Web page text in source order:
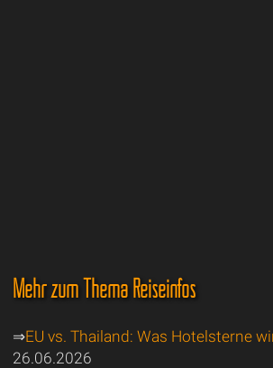
Mehr zum Thema Reiseinfos
⇒EU vs. Thailand: Was Hotelsterne
26.06.2026